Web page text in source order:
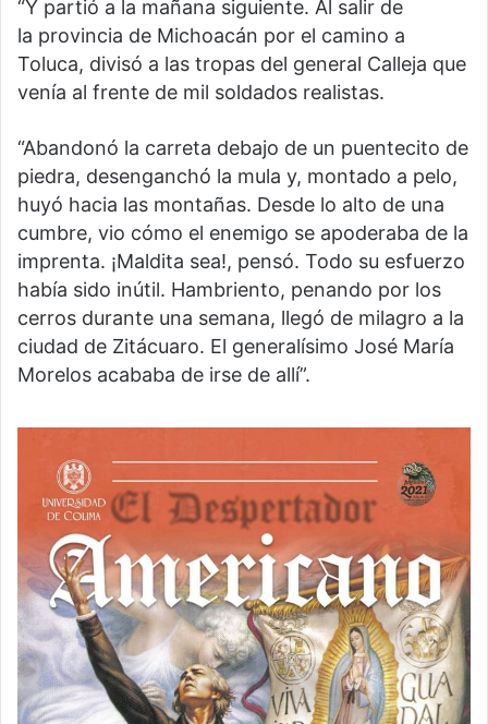
“Y partió a la mañana siguiente. Al salir de
la provincia de Michoacán por el camino a
Toluca, divisó a las tropas del general Calleja que
venía al frente de mil soldados realistas.
“Abandonó la carreta debajo de un puentecito de
piedra, desenganchó la mula y, montado a pelo,
huyó hacia las montañas. Desde lo alto de una
cumbre, vio cómo el enemigo se apoderaba de la
imprenta. ¡Maldita sea!, pensó. Todo su esfuerzo
había sido inútil. Hambriento, penando por los
cerros durante una semana, llegó de milagro a la
ciudad de Zitácuaro. El generalísimo José María
Morelos acababa de irse de allí”.